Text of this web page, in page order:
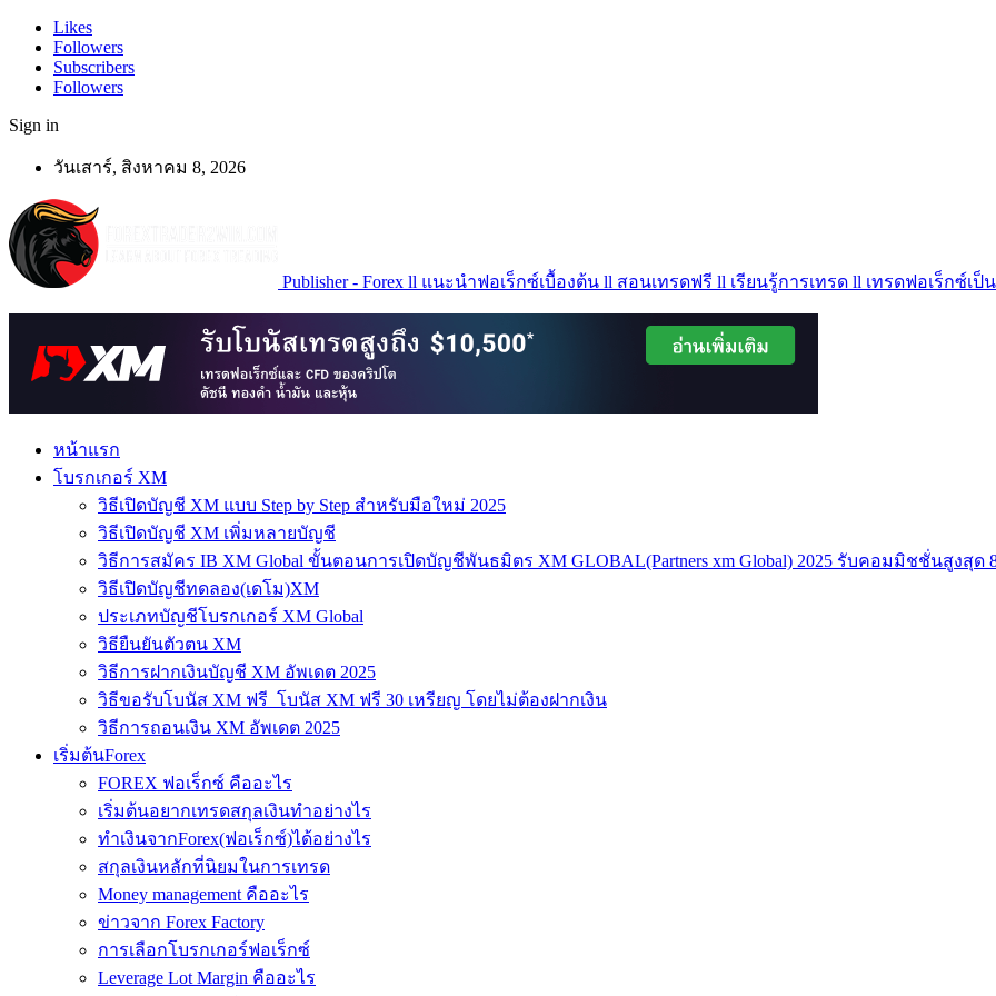
Likes
Followers
Subscribers
Followers
Sign in
วันเสาร์, สิงหาคม 8, 2026
Publisher - Forex ll แนะนำฟอเร็กซ์เบื้องต้น ll สอนเทรดฟรี ll เรียนรู้การเทรด ll เทรดฟอเร็กซ์เป็
หน้าแรก
โบรกเกอร์ XM
วิธีเปิดบัญชี XM แบบ Step by Step สำหรับมือใหม่ 2025
วิธีเปิดบัญชี XM เพิ่มหลายบัญชี
วิธีการสมัคร IB XM Global ขั้นตอนการเปิดบัญชีพันธมิตร XM GLOBAL(Partners xm Global) 2025 รับคอมมิชชั่นสูงสุด
วิธีเปิดบัญชีทดลอง(เดโม)XM
ประเภทบัญชีโบรกเกอร์ XM Global
วิธียืนยันตัวตน XM
วิธีการฝากเงินบัญชี XM อัพเดต 2025
วิธีขอรับโบนัส XM ฟรี โบนัส XM ฟรี 30 เหรียญ โดยไม่ต้องฝากเงิน
วิธีการถอนเงิน XM อัพเดต 2025
เริ่มต้นForex
FOREX ฟอเร็กซ์ คืออะไร
เริ่มต้นอยากเทรดสกุลเงินทำอย่างไร
ทำเงินจากForex(ฟอเร็กซ์)ได้อย่างไร
สกุลเงินหลักที่นิยมในการเทรด
Money management คืออะไร
ข่าวจาก Forex Factory
การเลือกโบรกเกอร์ฟอเร็กซ์
Leverage Lot Margin คืออะไร